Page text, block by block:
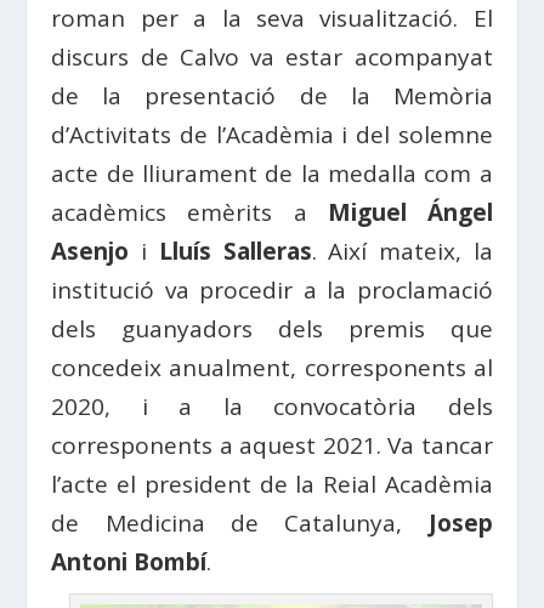
roman per a la seva visualització. El
discurs de Calvo va estar acompanyat
de la presentació de la Memòria
d’Activitats de l’Acadèmia i del solemne
acte de lliurament de la medalla com a
acadèmics emèrits a Miguel Ángel
Asenjo i Lluís Salleras. Així mateix, la
institució va procedir a la proclamació
dels guanyadors dels premis que
concedeix anualment, corresponents al
2020, i a la convocatòria dels
corresponents a aquest 2021. Va tancar
l’acte el president de la Reial Acadèmia
de Medicina de Catalunya, Josep
Antoni Bombí.